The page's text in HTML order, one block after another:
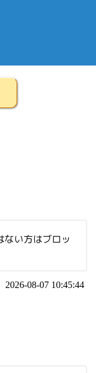
い方はブロッ
2026-08-07 10:45:44